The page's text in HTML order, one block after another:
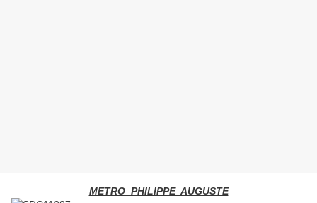
METRO PHILIPPE AUGUSTE